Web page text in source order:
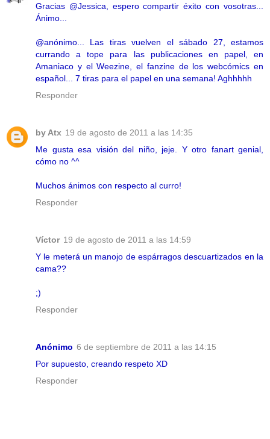
Gracias @Jessica, espero compartir éxito con vosotras...
Ánimo...
@anónimo... Las tiras vuelven el sábado 27, estamos
currando a tope para las publicaciones en papel, en
Amaniaco y el Weezine, el fanzine de los webcómics en
español... 7 tiras para el papel en una semana! Aghhhhh
Responder
by Atx 19 de agosto de 2011 a las 14:35
Me gusta esa visión del niño, jeje. Y otro fanart genial,
cómo no ^^
Muchos ánimos con respecto al curro!
Responder
Víctor 19 de agosto de 2011 a las 14:59
Y le meterá un manojo de espárragos descuartizados en la
cama??
;)
Responder
Anónimo 6 de septiembre de 2011 a las 14:15
Por supuesto, creando respeto XD
Responder